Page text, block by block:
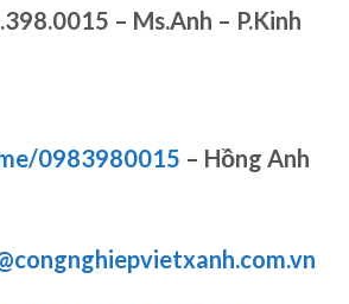
– Ms.Anh – P.Kinh
0983980015 – Hồng Anh